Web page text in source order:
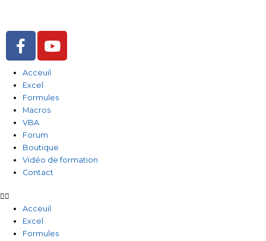
contenu
F
a
c
e
b
o
o
k
-
f
Y
o
u
Acceuil
Excel
Formules
Macros
VBA
Forum
Boutique
Vidéo de formation
Contact
Acceuil
Excel
Formules